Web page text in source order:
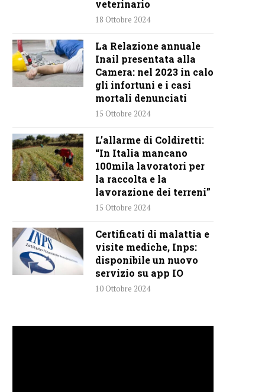
veterinario
18 Ottobre 2024
La Relazione annuale
Inail presentata alla
Camera: nel 2023 in calo
gli infortuni e i casi
mortali denunciati
15 Ottobre 2024
L’allarme di Coldiretti:
“In Italia mancano
100mila lavoratori per
la raccolta e la
lavorazione dei terreni”
15 Ottobre 2024
Certificati di malattia e
visite mediche, Inps:
disponibile un nuovo
servizio su app IO
10 Ottobre 2024